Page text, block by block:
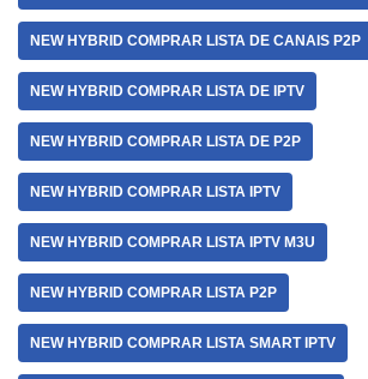
NEW HYBRID COMPRAR LISTA DE CANAIS P2P
NEW HYBRID COMPRAR LISTA DE IPTV
NEW HYBRID COMPRAR LISTA DE P2P
NEW HYBRID COMPRAR LISTA IPTV
NEW HYBRID COMPRAR LISTA IPTV M3U
NEW HYBRID COMPRAR LISTA P2P
NEW HYBRID COMPRAR LISTA SMART IPTV